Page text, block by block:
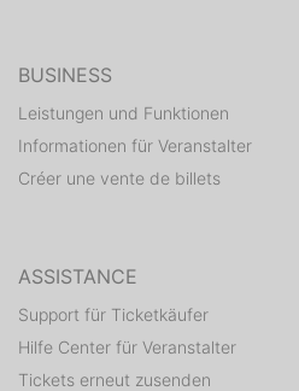
BUSINESS
Leistungen und Funktionen
Informationen für Veranstalter
Créer une vente de billets
ASSISTANCE
Support für Ticketkäufer
Hilfe Center für Veranstalter
Tickets erneut zusenden